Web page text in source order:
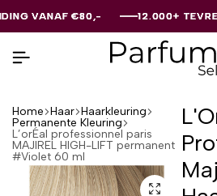
€80,- 12.000+ TEVREDEN
€80,- 12.000+ TEVREDEN
€80,- 12.000+ TEVREDEN
Home Haar Haarkleuring
Permanente Kleuring
L’orÉal professionnel paris
MAJIREL HIGH-LIFT permanent
#Violet 60 ml